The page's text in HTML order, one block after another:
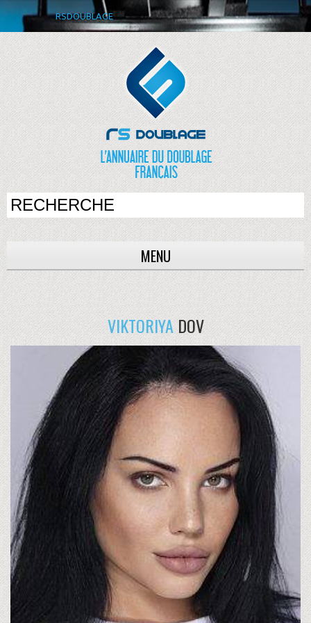
RSDOUBLAGE
MENU
VIKTORIYADOV